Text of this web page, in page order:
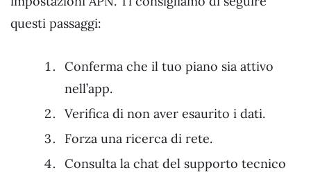
questi passaggi:
Conferma che il tuo piano sia attivo
nell’app.
Verifica di non aver esaurito i dati.
Forza una ricerca di rete.
Consulta la chat del supporto tecnico